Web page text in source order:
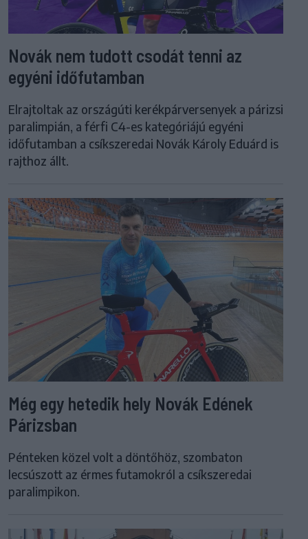
Novák nem tudott csodát tenni az
egyéni időfutamban
Elrajtoltak az országúti kerékpárversenyek a párizsi
paralimpián, a férfi C4-es kategóriájú egyéni
időfutamban a csíkszeredai Novák Károly Eduárd is
rajthoz állt.
Még egy hetedik hely Novák Edének
Párizsban
Pénteken közel volt a döntőhöz, szombaton
lecsúszott az érmes futamokról a csíkszeredai
paralimpikon.